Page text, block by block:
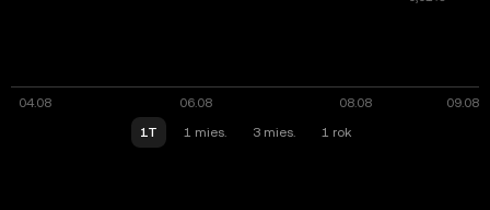
1T 1 mies. 3 mies. 1 rok